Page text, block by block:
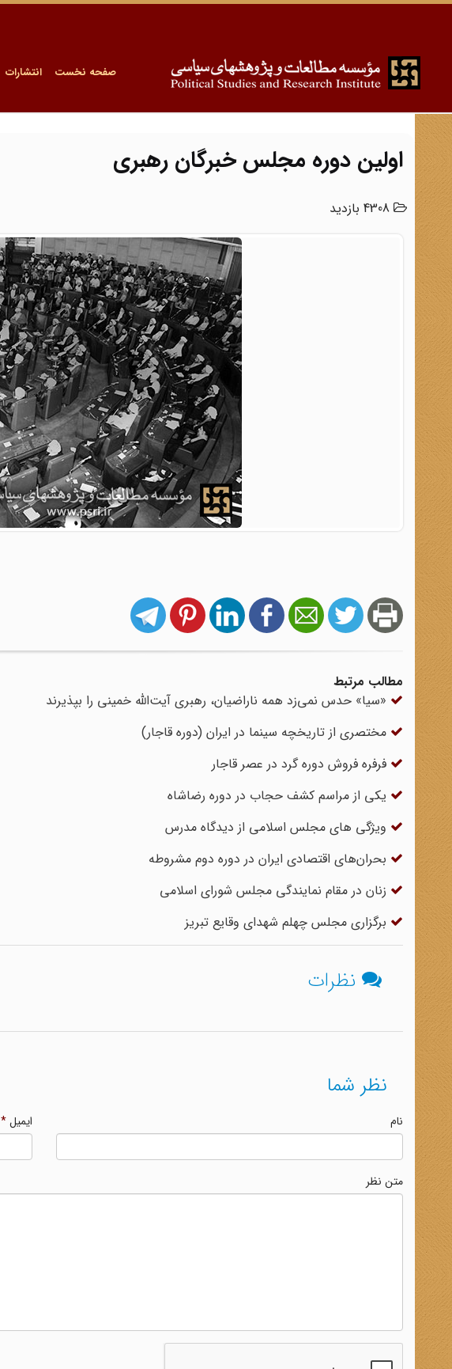
صفحه نخست انتشارات
اولین دوره مجلس خبرگان رهبری
مطالب مرتبط
«سیا» حدس نمی‌زد همه ناراضیان، رهبری آیت‌الله خمینی را بپذیرند
مختصری از تاریخچه سینما در ایران (دوره قاجار)
فرفره فروش دوره گرد در عصر قاجار
یکی از مراسم کشف حجاب در دوره رضاشاه
ویژگی های مجلس اسلامی از دیدگاه مدرس
بحران‌های اقتصادی ایران در دوره دوم مشروطه
زنان در مقام نمایندگى مجلس شوراى اسلامى
برگزاری مجلس چهلم شهدای وقایع تبریز
نظرات
نظر شما
نام ایمیل*
متن نظر